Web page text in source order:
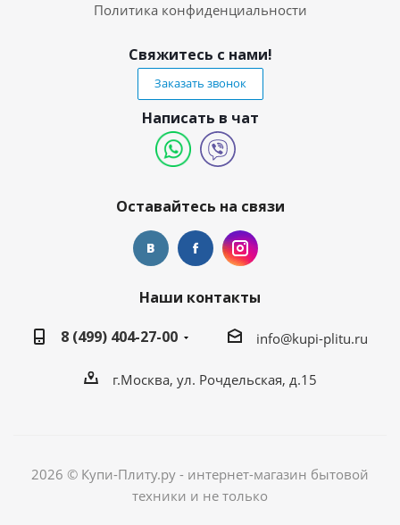
Политика конфиденциальности
Свяжитесь с нами!
Заказать звонок
Написать в чат
Оставайтесь на связи
Наши контакты
8 (499) 404-27-00
info@kupi-plitu.ru
г.Москва, ул. Рочдельская, д.15
2026 © Купи-Плиту.ру - интернет-магазин бытовой
техники и не только